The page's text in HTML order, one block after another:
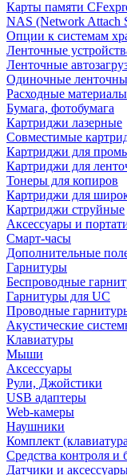
Карты памяти
NAS (Network Attach
Опции к системам
Ленточные
Ленточные
Одиночные
Расходные материалы
Бумага, фотобумага
Картриджи лазерные
Совместимые
Картриджи для
Картриджи для
Тонеры для копиров
Картриджи для
Картриджи струйные
Аксессуары и
Смарт-часы
Дополнительные
Гарнитуры
Беспроводные
Гарнитуры для UC
Проводные
Акустические
Клавиатуры
Мыши
Аксессуары
Рули, Джойстики
USB адаптеры
Web-камеры
Наушники
Комплект
Средства контроля и
Датчики и